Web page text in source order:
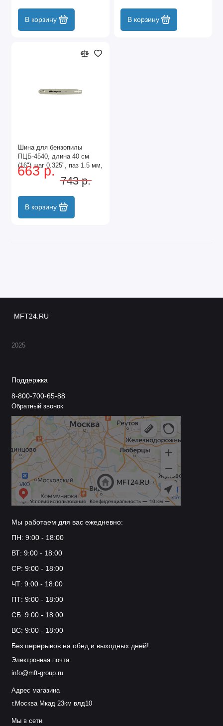
В корзину В корзину
Шина для бензопилы
ПЦБ-4540, длина 40 см
(16") шаг 0.325", паз 1.5 мм,
64 звена Сибртех
663 р.
743 р.
В корзину
MFT24.RU
2025
Поддержка
8-800-700-65-88
Обратный звонок
Мы работаем для вас ежедневно:
ПН: 9:00 - 18:00
ВТ: 9:00 - 18:00
СР: 9:00 - 18:00
ЧТ: 9:00 - 18:00
ПТ: 9:00 - 18:00
СБ: 9:00 - 18:00
ВС: 9:00 - 18:00
Без перерывов на обед и выходных дней!
Электронная почта
info@mft-group.ru
Адрес магазина
г.Москва Мкад 23км влд10
Мы в сети